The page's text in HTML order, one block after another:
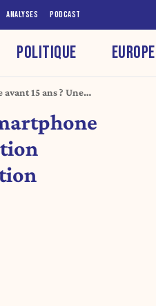
ANALYSES PODCAST
POLITIQUE EUROPE
15 ans ? Une